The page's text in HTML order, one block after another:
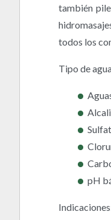
también
todos los
Tipo de
pH